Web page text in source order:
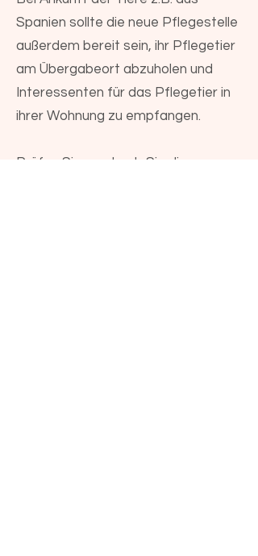
Spanien sollte die neue Pflegestelle
außerdem bereit sein, ihr Pflegetier
am Übergabeort abzuholen und
Interessenten für das Pflegetier in
ihrer Wohnung zu empfangen.
Prüfen Sie vorab, ob Sie diese